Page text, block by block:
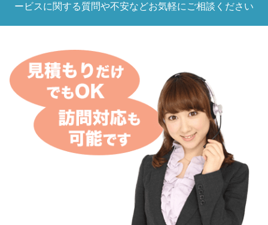
ービスに関する質問や不安などお気軽にご相談ください